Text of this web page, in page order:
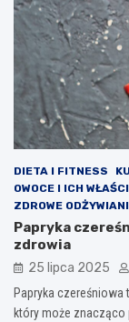
DIETA I FITNESS
OWOCE I ICH
ZDROWE
Papryka
zdrowia
25 lipca 2025
Papryka czereśniowa
który może